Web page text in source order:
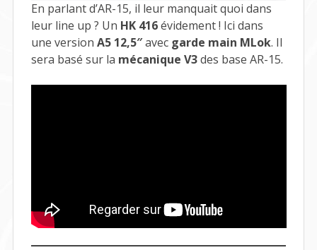
En parlant d’AR-15, il leur manquait quoi dans
leur line up ? Un HK 416évidement ! Ici dans
une version A5 12,5″avec garde main MLok. Il
sera basé sur la mécanique V3des base AR-15.